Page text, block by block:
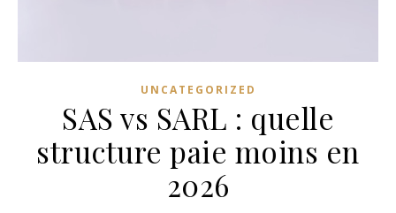
UNCATEGORIZED
SAS vs SARL : quelle
structure paie moins en
2026